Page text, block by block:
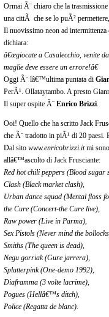
Ormai Ã¨ chiaro che la
una cittÃ che se lo puÃ²
Il nuovissimo neon ad intermittenza
dichiara:
â€œgiocate a Casalecchio, venite
maglie deve essere un errore!â€
Oggi Ã¨ lâ€™ultima puntata di
PerÃ¹. Ollataytambo. A presto
Il super ospite Ã¨ Enrico Brizzi.
Ooi! Quello che ha scritto Jack
che Ã¨ tradotto in piÃ¹ di 20 paesi.
Dal sito www.enricobrizzi.itmi sono
allâ€™ascolto di Jack Frusciante:
Red hot chili peppers (Blood sugar
Clash (Black market clash),
Urban dance squad (Mental floss
the Cure (Concert-the Cure live),
Raw power (Live in Parma),
Sex Pistols (Never mind the
Smiths (The queen is dead),
Negu gorriak (Gure jarrera),
Splatterpink (One-demo 1992),
Diaframma (3 volte lacrime),
Pogues (Hellâ€™s ditch),
Police (Regatta de blanc).